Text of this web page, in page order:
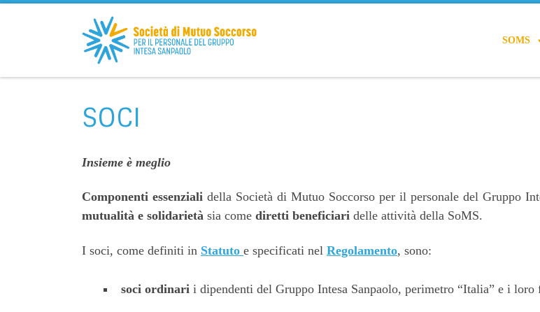
Passa al contenuto
SOMS
SOCI
Insieme è meglio
Componenti essenziali della Società di Mutuo Soccorso per il personale del Gruppo
mutualità e solidarietà sia come diretti beneficiari delle attività della SoMS.
I soci, come definiti in Statuto e specificati nel Regolamento, sono:
soci ordinari i dipendenti del Gruppo Intesa Sanpaolo, perimetro “Italia” e i